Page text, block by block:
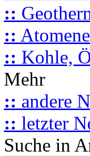
::
::
:: Kohle,
Mehr
:: andere
:: letzter
Suche in